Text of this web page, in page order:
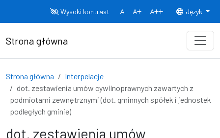
Wysoki kontrast
Normalny rozmiar czcionki
Rozmiar czcionki 150% Rozmiar
Język
Strona główna
Strona główna
Interpelacje
dot. zestawienia umów cywilnoprawnych zawartych z
podmiotami zewnętrznymi (dot. gminnych spółek i jednostek
podległych gminie)
dot. zestawienia umów